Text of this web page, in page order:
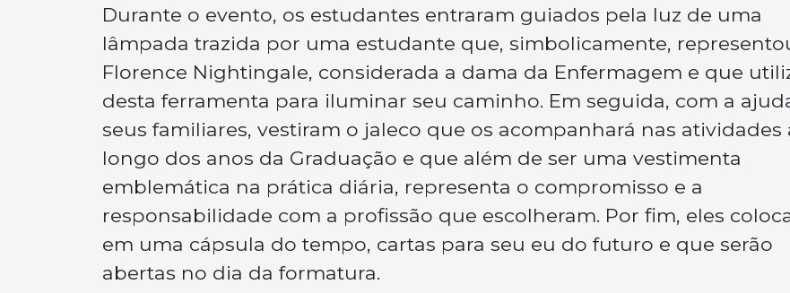
Durante o evento, os estudantes entraram guiados pela luz de uma
lâmpada trazida por uma estudante que, simbolicamente,
Florence Nightingale, considerada a dama da Enfermagem e que
desta ferramenta para iluminar seu caminho. Em seguida, com a
seus familiares, vestiram o jaleco que os acompanhará nas atividades
longo dos anos da Graduação e que além de ser uma vestimenta
emblemática na prática diária, representa o compromisso e a
responsabilidade com a profissão que escolheram. Por fim, eles
em uma cápsula do tempo, cartas para seu eu do futuro e que serão
abertas no dia da formatura.